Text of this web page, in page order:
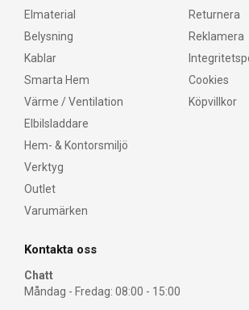
Elmaterial
Belysning
Kablar
Smarta Hem
Värme / Ventilation
Elbilsladdare
Hem- & Kontorsmiljö
Verktyg
Outlet
Varumärken
Returnera
Reklamera
Cookies
Köpvillkor
Kontakta oss
Chatt
Måndag - Fredag: 08:00 - 15:00